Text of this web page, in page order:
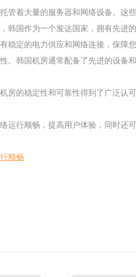
管着大量的服务器和网络设备。这
韩国作为一个发达国家，拥有先
稳定的电力供应和网络连接，保障您
。韩国机房通常配备了先进的设
房的稳定性和可靠性得到了广泛
运行顺畅，提高用户体验，同时还
顺畅